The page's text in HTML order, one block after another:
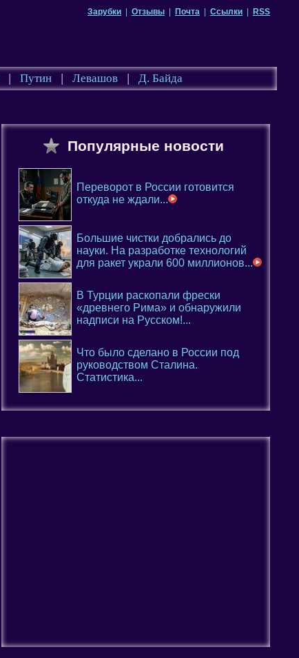
Зарубки Отзывы Почта Ссылки RSS
| Путин | Левашов | Д. Байда
Популярные новости
Переворот в России готовится
откуда не ждали...
Большие чистки добрались до
науки. На разработке технологий
для ракет украли 600 миллионов...
В Турции раскопали фрески
«древнего Рима» и обнаружили
надписи на Русском!...
Что было сделано в России под
руководством Сталина.
Статистика...